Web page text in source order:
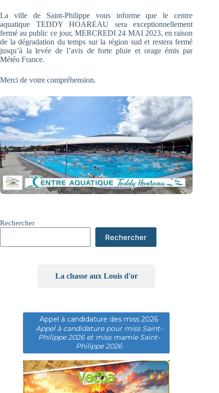
La ville de Saint-Philippe vous informe que le centre
aquatique TEDDY HOAREAU sera exceptionnellement
fermé au public ce jour, MERCREDI 24 MAI 2023, en raison
de la dégradation du temps sur la région sud et restera fermé
jusqu’à la levée de l’avis de forte pluie et orage émis par
Météo France.
Merci de votre compréhension.
Rechercher
Rechercher
La chasse aux Louis d'or
Appel à candidature des miss 2026
Appel à candidature pour miss Saint-
Philippe 2026 et miss mamie Saint-
Philippe 2026